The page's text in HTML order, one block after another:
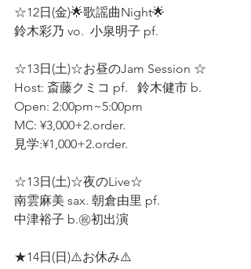
☆12日(金)🌟歌謡曲Night🌟
鈴木彩乃 vo.  小泉明子 pf.
☆13日(土)☆お昼のJam Session ☆
Host: 斎藤クミコ pf.   鈴木健市 b.
Open: 2:00pm~5:00pm
MC: ¥3,000+2.order.
見学:¥1,000+2.order.
☆13日(土)☆夜のLive☆
南雲麻美 sax. 朝倉由里 pf.
中津裕子 b.㊗️初出演
★14日(日)⚠️お休み⚠️